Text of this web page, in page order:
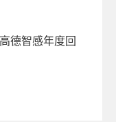
德智感年度回